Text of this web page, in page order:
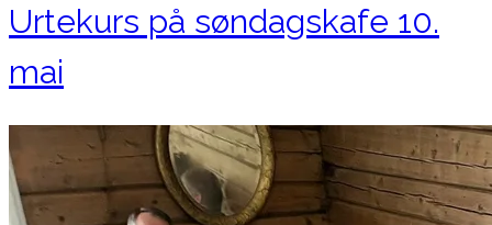
Urtekurs på søndagskafe 10.
mai